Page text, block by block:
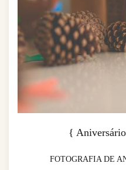
{
FOTOGRAFIA DE